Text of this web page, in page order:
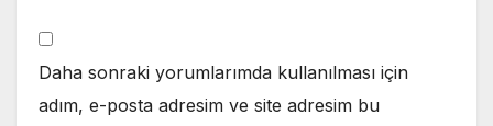
Daha sonraki yorumlarımda kullanılması için
adım, e-posta adresim ve site adresim bu